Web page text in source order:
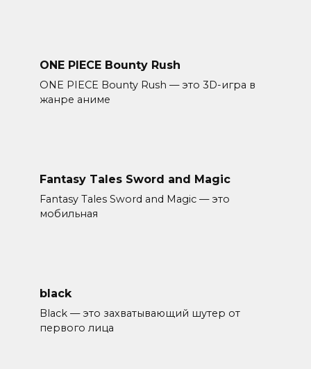
ONE PIECE Bounty Rush
ONE PIECE Bounty Rush — это 3D-игра в
жанре аниме
Fantasy Tales Sword and Magic
Fantasy Tales Sword and Magic — это
мобильная
black
Black — это захватывающий шутер от
первого лица